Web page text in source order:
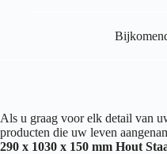
Als u graag voor elk detail van
producten die uw leven
290 x 1030 x 150 mm Hout